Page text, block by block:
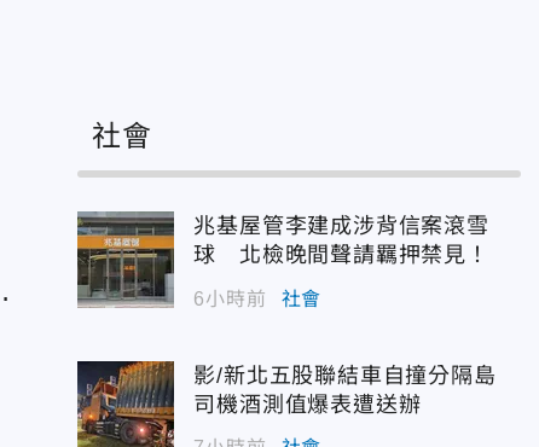
社會
兆基屋管李建成涉背信案滾雪
球 北檢晚間聲請羈押禁見！
6小時前 社會
影/新北五股聯結車自撞分隔島
司機酒測值爆表遭送辦